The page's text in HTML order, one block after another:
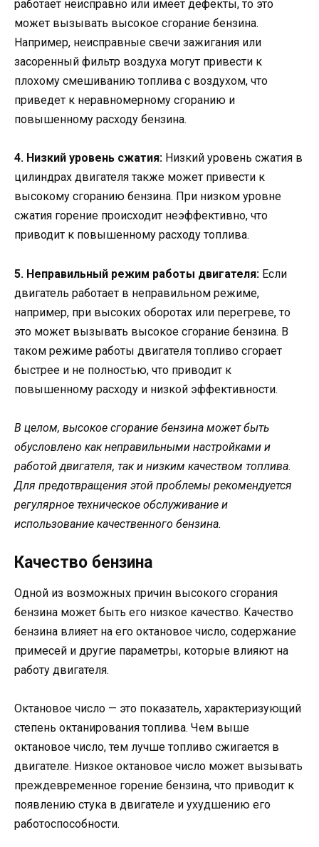
работает неисправно или имеет дефекты, то это
может вызывать высокое сгорание бензина.
Например, неисправные свечи зажигания или
засоренный фильтр воздуха могут привести к
плохому смешиванию топлива с воздухом, что
приведет к неравномерному сгоранию и
повышенному расходу бензина.
4. Низкий уровень сжатия: Низкий уровень сжатия в
цилиндрах двигателя также может привести к
высокому сгоранию бензина. При низком уровне
сжатия горение происходит неэффективно, что
приводит к повышенному расходу топлива.
5. Неправильный режим работы двигателя: Если
двигатель работает в неправильном режиме,
например, при высоких оборотах или перегреве, то
это может вызывать высокое сгорание бензина. В
таком режиме работы двигателя топливо сгорает
быстрее и не полностью, что приводит к
повышенному расходу и низкой эффективности.
В целом, высокое сгорание бензина может быть
обусловлено как неправильными настройками и
работой двигателя, так и низким качеством топлива.
Для предотвращения этой проблемы рекомендуется
регулярное техническое обслуживание и
использование качественного бензина.
Качество бензина
Одной из возможных причин высокого сгорания
бензина может быть его низкое качество. Качество
бензина влияет на его октановое число, содержание
примесей и другие параметры, которые влияют на
работу двигателя.
Октановое число — это показатель, характеризующий
степень октанирования топлива. Чем выше
октановое число, тем лучше топливо сжигается в
двигателе. Низкое октановое число может вызывать
преждевременное горение бензина, что приводит к
появлению стука в двигателе и ухудшению его
работоспособности.